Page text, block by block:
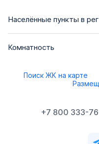
Населённые пункты в
Комнатность
Поиск ЖК на карте
+7 800 333-